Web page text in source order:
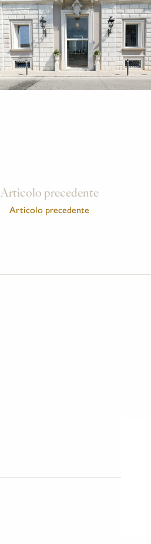
Articolo precedente
Articolo precedente